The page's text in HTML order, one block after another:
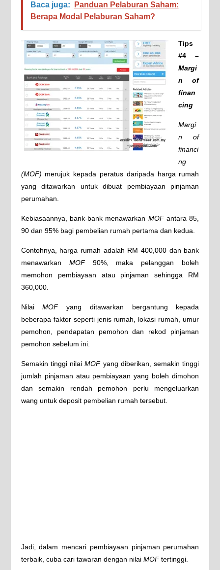
Baca juga:
Panduan Pelaburan Saham:
Berapa Modal Pelaburan Saham?
Tips
#4 –
Margi
n of
finan
cing
Margi
n of
financi
ng
(MOF) merujuk kepada peratus daripada harga rumah
yang ditawarkan untuk dibuat pembiayaan pinjaman
perumahan.
Kebiasaannya, bank-bank menawarkan MOFantara 85,
90 dan 95% bagi pembelian rumah pertama dan kedua.
Contohnya, harga rumah adalah RM 400,000 dan bank
menawarkan MOF90%, maka pelanggan boleh
memohon pembiayaan atau pinjaman sehingga RM
360,000.
NilaiMOFyang ditawarkan bergantung kepada
beberapa faktor seperti jenis rumah, lokasi rumah, umur
pemohon, pendapatan pemohon dan rekod pinjaman
pemohon sebelum ini.
Semakin tinggi nilaiMOFyang diberikan, semakin tinggi
jumlah pinjaman atau pembiayaan yang boleh dimohon
dan semakin rendah pemohon perlu mengeluarkan
wang untuk deposit pembelian rumah tersebut.
Jadi, dalam mencari pembiayaan pinjaman perumahan
terbaik, cuba cari tawaran dengan nilai MOFtertinggi.